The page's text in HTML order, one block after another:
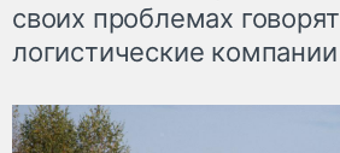
своих проблемах говорят
логистические компании